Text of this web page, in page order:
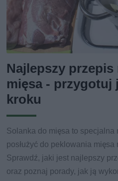
Najlepszy
mięsa - przygotuj
kroku
Solanka do mięsa to specjalna
posłużyć do peklowania
Sprawdź, jaki jest najlepszy
oraz poznaj porady, jak ją